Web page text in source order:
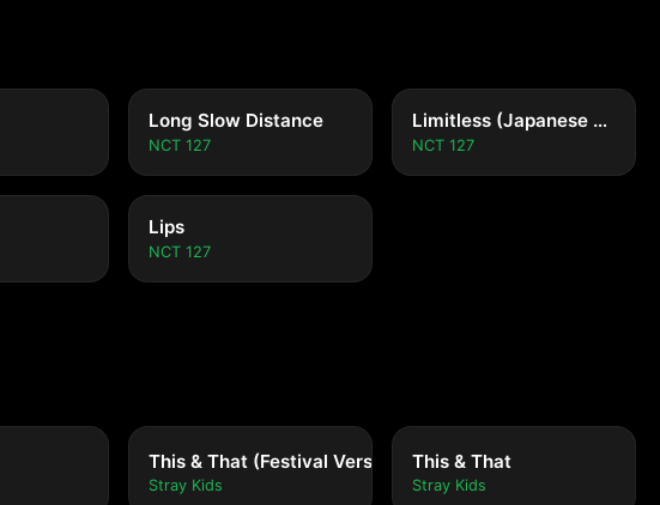
Long Slow Distance
NCT 127
Limitless (Japanese Ver.)
NCT 127
Lips
NCT 127
This & That (Festival Version)
Stray Kids
This & That
Stray Kids